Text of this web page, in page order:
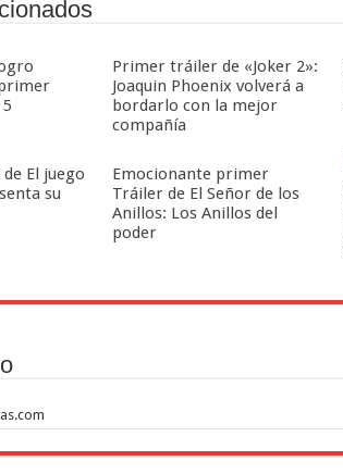
Primer tráiler de «Joker 2»:
Joaquin Phoenix volverá a
bordarlo con la mejor
compañía
El juego
su
Emocionante primer
Tráiler de El Señor de los
Anillos: Los Anillos del
poder